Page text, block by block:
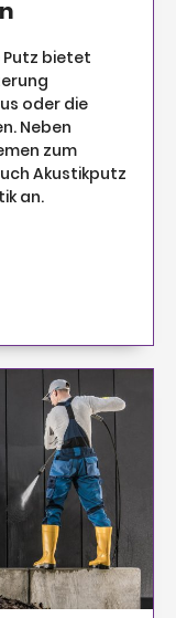
Putz bietet
oder die
Neben
zum
Akustikputz
an.